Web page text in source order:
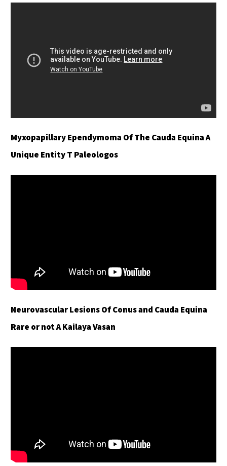
Myxopapillary Ependymoma Of The Cauda Equina A
Unique Entity T Paleologos
Neurovascular Lesions Of Conus and Cauda Equina
Rare or not A Kailaya Vasan